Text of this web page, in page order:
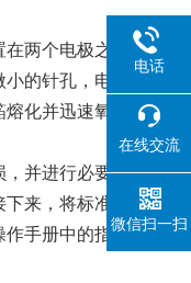
两个电极之
的针孔，电
化并迅速氧
，并进行必要
来，将标准
手册中的指
电话
在线交流
微信扫一扫